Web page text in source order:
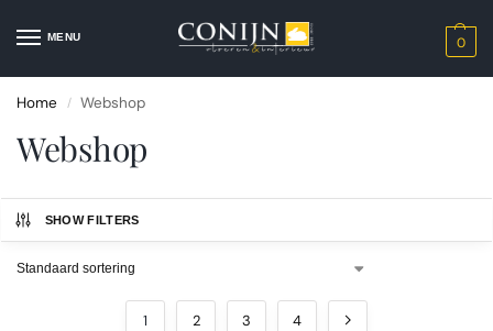
MENU 0
Home / Webshop
Webshop
SHOW FILTERS
1 2 3 4